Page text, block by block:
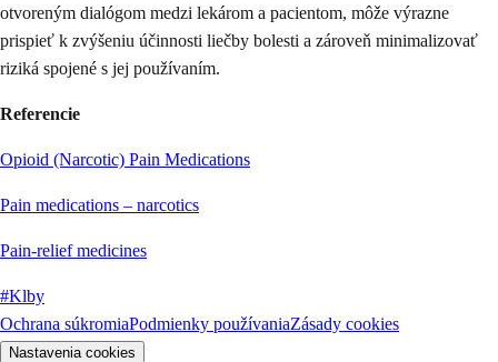
otvoreným dialógom medzi lekárom a pacientom, môže výrazne
prispieť k zvýšeniu účinnosti liečby bolesti a zároveň minimalizovať
riziká spojené s jej používaním.
Referencie
Opioid (Narcotic) Pain Medications
Pain medications – narcotics
Pain-relief medicines
#Klby
Ochrana súkromiaPodmienky používaniaZásady cookies
Nastavenia cookies